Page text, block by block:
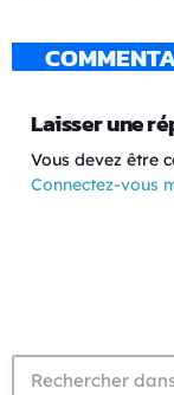
Laisser une
Vous devez être
Connectez-vous